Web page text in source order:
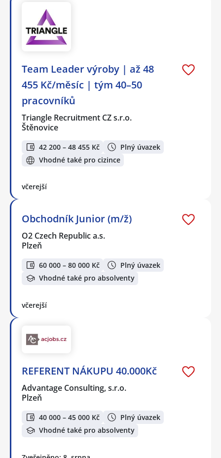
Team Leader výroby | až 48
455 Kč/měsíc | tým 40–50
pracovníků
Triangle Recruitment CZ s.r.o.
Štěnovice
42 200 – 48 455 Kč
Plný úvazek
Vhodné také pro cizince
včerejší
Obchodník Junior (m/ž)
O2 Czech Republic a.s.
Plzeň
60 000 – 80 000 Kč
Plný úvazek
Vhodné také pro absolventy
včerejší
REFERENT NÁKUPU 40.000Kč
Advantage Consulting, s.r.o.
Plzeň
40 000 – 45 000 Kč
Plný úvazek
Vhodné také pro absolventy